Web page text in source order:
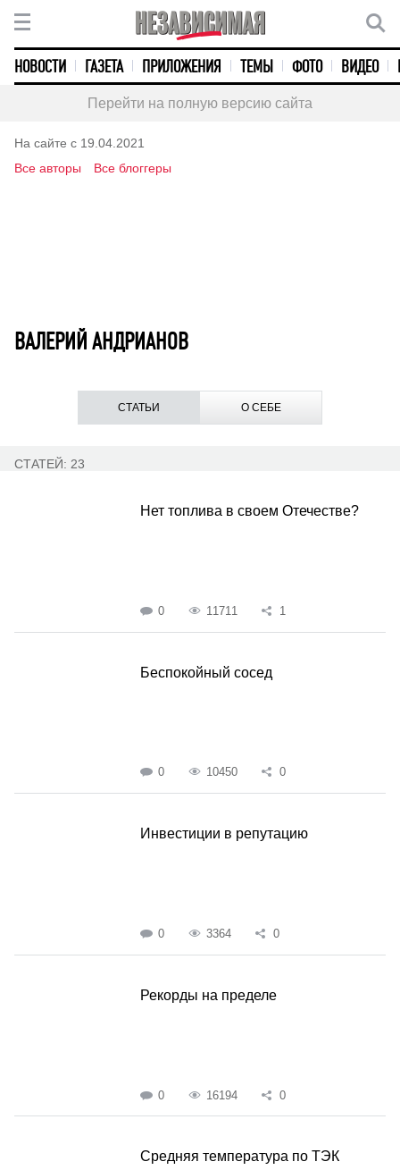
НОВОСТИ ГАЗЕТА ПРИЛОЖЕНИЯ ТЕМЫ ФОТО ВИДЕО
Перейти на полную версию сайта
На сайте с 19.04.2021
Все авторы
Все блоггеры
ВАЛЕРИЙ АНДРИАНОВ
СТАТЬИ О СЕБЕ
СТАТЕЙ: 23
Нет топлива в своем Отечестве?
0 11711 1
Беспокойный сосед
0 10450 0
Инвестиции в репутацию
0 3364 0
Рекорды на пределе
0 16194 0
Средняя температура по ТЭК